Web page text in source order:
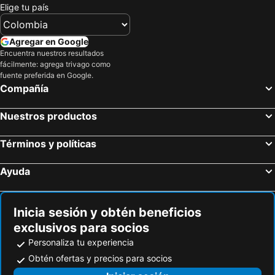
Elige tu país
Agregar en Google
Encuentra nuestros resultados
fácilmente: agrega trivago como
fuente preferida en Google.
Compañía
Nuestros productos
Términos y políticas
Ayuda
Inicia sesión y obtén beneficios
exclusivos para socios
Personaliza tu experiencia
Obtén ofertas y precios para socios